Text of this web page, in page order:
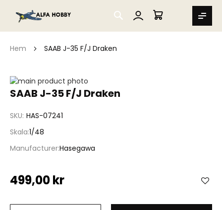
SEARCH
MIN VARUKORG
Hem SAAB J-35 F/J Draken
SAAB J-35 F/J Draken
SKU HAS-07241
Skala 1/48
ManufacturerHasegawa
499,00 kr
Hoppa
till
bildgalleriet
Hoppa
av
bildgalleriet